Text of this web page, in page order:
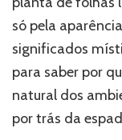
só pela
significados
para saber por
natural dos
por trás da